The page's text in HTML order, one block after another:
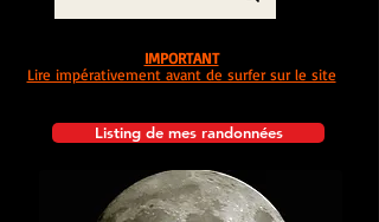
Listing de mes randonnées
IMPORTANT
Lire impérativement avant de surfer sur le site